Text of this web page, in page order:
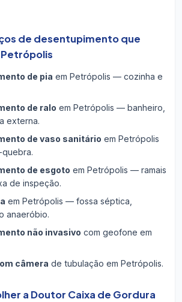
de desentupimento que
de pia em Petrópolis — cozinha e
de ralo em Petrópolis — banheiro,
externa.
de vaso sanitário em Petrópolis
de esgoto em Petrópolis — ramais
de inspeção.
em Petrópolis — fossa séptica,
anaeróbio.
não invasivo com geofone em
câmera de tubulação em Petrópolis.
a Doutor Caixa de Gordura